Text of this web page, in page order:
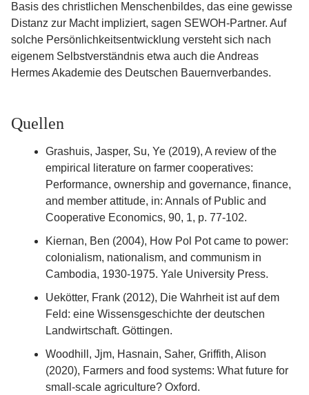
Basis des christlichen Menschenbildes, das eine gewisse
Distanz zur Macht impliziert, sagen SEWOH-Partner. Auf
solche Persönlichkeitsentwicklung versteht sich nach
eigenem Selbstverständnis etwa auch die Andreas
Hermes Akademie des Deutschen Bauernverbandes.
Quellen
Grashuis, Jasper, Su, Ye (2019), A review of the
empirical literature on farmer cooperatives:
Performance, ownership and governance, finance,
and member attitude, in: Annals of Public and
Cooperative Economics, 90, 1, p. 77-102.
Kiernan, Ben (2004), How Pol Pot came to power:
colonialism, nationalism, and communism in
Cambodia, 1930-1975. Yale University Press.
Uekötter, Frank (2012), Die Wahrheit ist auf dem
Feld: eine Wissensgeschichte der deutschen
Landwirtschaft. Göttingen.
Woodhill, Jjm, Hasnain, Saher, Griffith, Alison
(2020), Farmers and food systems: What future for
small-scale agriculture? Oxford.